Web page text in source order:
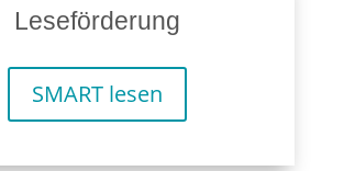
Leseförderung
SMART lesen